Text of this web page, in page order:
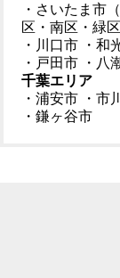
・さいたま市
区・南区・緑区
・川口市
・和
・戸田市
・八
千葉エリア
・浦安市
・市
・鎌ヶ谷市